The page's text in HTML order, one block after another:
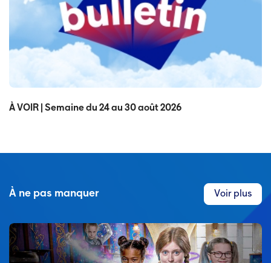
À VOIR | Semaine du 24 au 30 août 2026
À ne pas manquer Voir plus